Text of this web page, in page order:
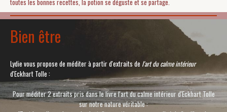
toutes les bonnes recettes, la potion se déguste et se partage.
Bien être
Lydie vous propose de méditer à partir d'extraits de l'art du calme intérieur
d'Eckhart Tolle :
Pour méditer 2 extraits pris dans le livre l'art du calme intérieur d'Eckhart Tolle
sur notre nature véritable :